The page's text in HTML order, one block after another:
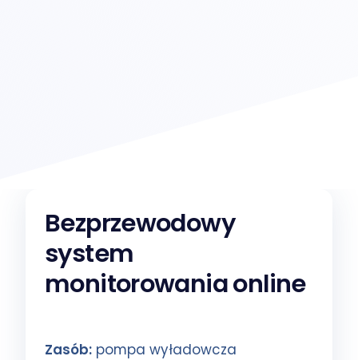
Bezprzewodowy
system
monitorowania online
Zasób: pompa wyładowcza